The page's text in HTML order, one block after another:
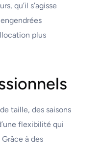
qu’il s’agisse
plus
taille, des saisons
flexibilité qui
à des